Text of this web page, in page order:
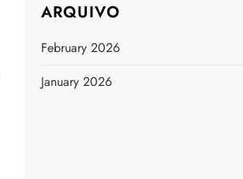
ARQUIVO
February 2026
January 2026